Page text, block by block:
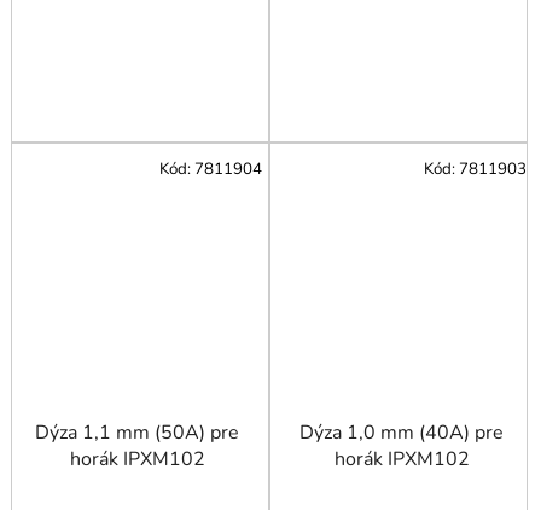
Dýza 1,1 mm (50A) pre
horák IPXM102
Kód: 7811904
Dýza 1,0 mm (40A) pre
horák IPXM102
Kód: 7811903